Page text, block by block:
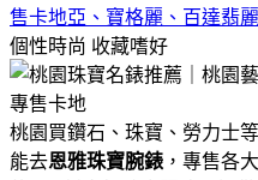
售卡地亞、寶格麗、百達翡
個性時尚 收藏嗜好
桃園買鑽石、珠寶、勞力士
能去恩雅珠寶腕錶 ，專售各